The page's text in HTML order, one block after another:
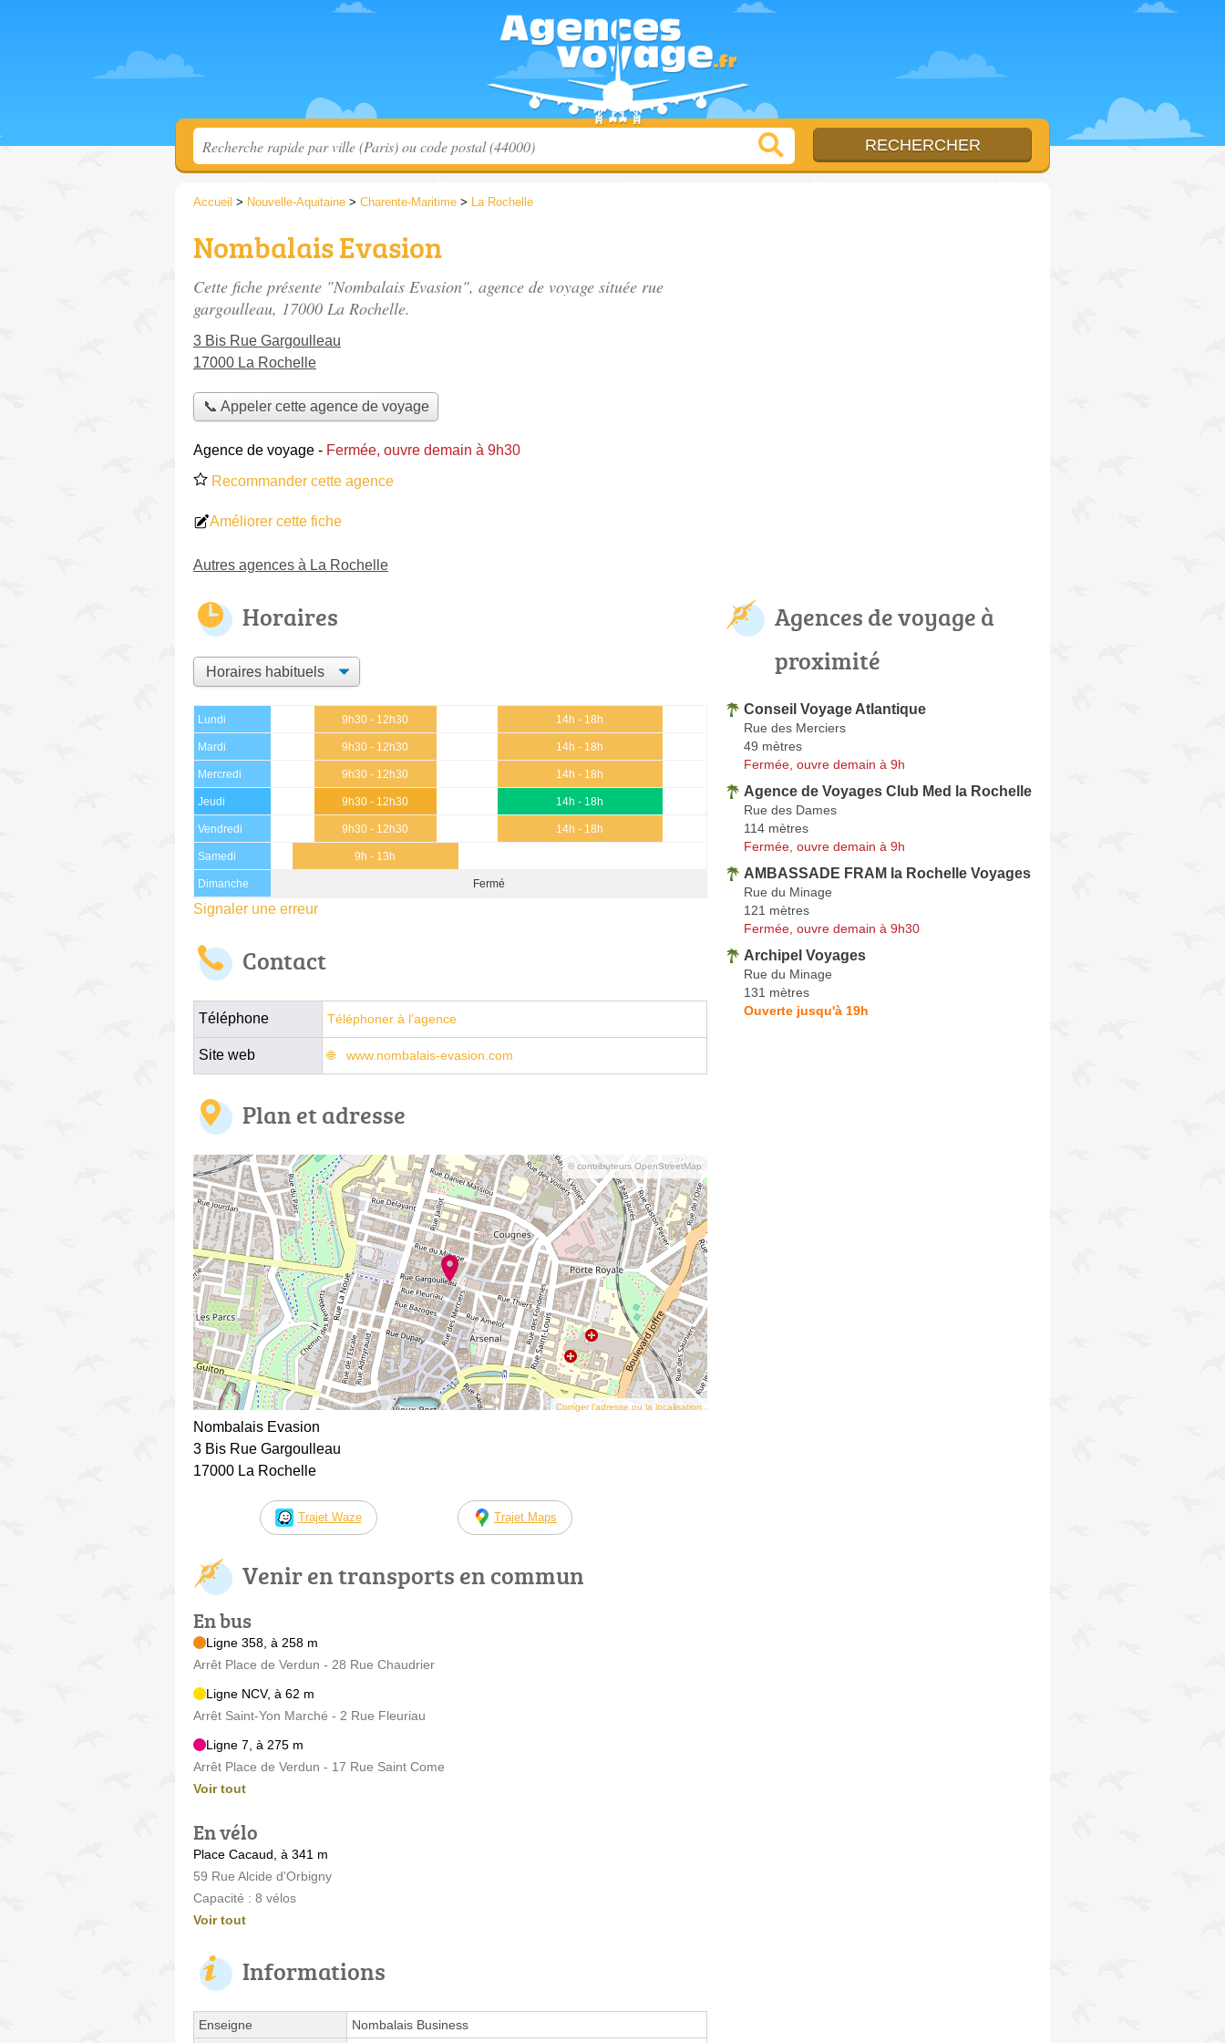
Accueil > Nouvelle-Aquitaine > Charente-Maritime > La Rochelle
Nombalais Evasion
Cette fiche présente "Nombalais Evasion", agence de voyage située rue
gargoulleau, 17000 La Rochelle.
3 Bis Rue Gargoulleau
17000 La Rochelle
📞 Appeler cette agence de voyage
Agence de voyage - Fermée, ouvre demain à 9h30
Recommander cette agence
Améliorer cette fiche
Autres agences à La Rochelle
Horaires
Lundi 9h30 - 12h30 14h - 18h
Mardi 9h30 - 12h30 14h - 18h
Mercredi 9h30 - 12h30 14h - 18h
Jeudi 9h30 - 12h30 14h - 18h
Vendredi 9h30 - 12h30 14h - 18h
Samedi 9h - 13h
Dimanche Fermé
Signaler une erreur
Contact
Téléphone Téléphoner à l'agence
Site web www.nombalais-evasion.com
Plan et adresse
© contributeurs OpenStreetMap
Corriger l’adresse ou la localisation
Nombalais Evasion
3 Bis Rue Gargoulleau
17000 La Rochelle
Trajet Waze Trajet Maps
Venir en transports en commun
En bus
Ligne 358, à 258 m
Arrêt Place de Verdun - 28 Rue Chaudrier
Ligne NCV, à 62 m
Arrêt Saint-Yon Marché - 2 Rue Fleuriau
Ligne 7, à 275 m
Arrêt Place de Verdun - 17 Rue Saint Come
Voir tout
En vélo
Place Cacaud, à 341 m
59 Rue Alcide d'Orbigny
Capacité : 8 vélos
Voir tout
Informations
Enseigne Nombalais Business
Agences de voyage à
proximité
Conseil Voyage Atlantique
Rue des Merciers
49 mètres
Fermée, ouvre demain à 9h
Agence de Voyages Club Med la Rochelle
Rue des Dames
114 mètres
Fermée, ouvre demain à 9h
AMBASSADE FRAM la Rochelle Voyages
Rue du Minage
121 mètres
Fermée, ouvre demain à 9h30
Archipel Voyages
Rue du Minage
131 mètres
Ouverte jusqu'à 19h